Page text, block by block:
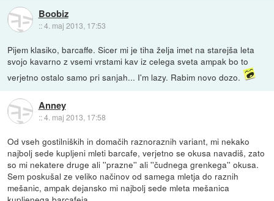
Boobiz
::4. maj 2013, 17:53
Pijem klasiko, barcaffe. Sicer mi je tiha želja imet na starejša leta
svojo kavarno z vsemi vrstami kav iz celega sveta ampak bo to
verjetno ostalo samo pri sanjah... I'm lazy. Rabim novo dozo.
Anney
::4. maj 2013, 17:58
Od vseh gostilniških in domačih raznoraznih variant, mi nekako
najbolj sede kupljeni mleti barcafe, verjetno se okusa navadiš, zato
so mi nekatere druge ali ''prazne'' ali ''čudnega grenkega'' okusa.
Sem poskušal ze veliko načinov od samega mletja do raznih
mešanic, ampak dejansko mi najbolj sede mleta mešanica